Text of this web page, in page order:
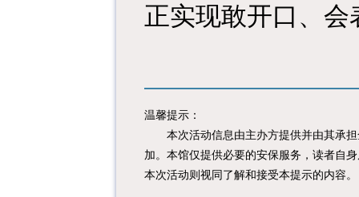
正实现敢开口、
温馨提示：
本次活动信息由主办方提供并由其承担
加。本馆仅提供必要的安保服务，读者自
本次活动则视同了解和接受本提示的内容。